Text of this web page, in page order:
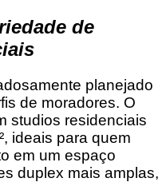
de
planejado
de moradores. O
studios residenciais
ideais para quem
em um espaço
duplex mais amplas,